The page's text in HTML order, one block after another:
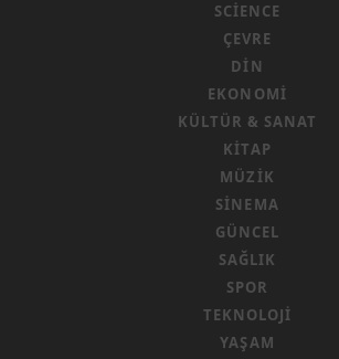
SCIENCE
ÇEVRE
DIN
EKONOMI
KÜLTÜR & SANAT
KITAP
MÜZIK
SINEMA
GÜNCEL
SAĞLIK
SPOR
TEKNOLOJI
YAŞAM